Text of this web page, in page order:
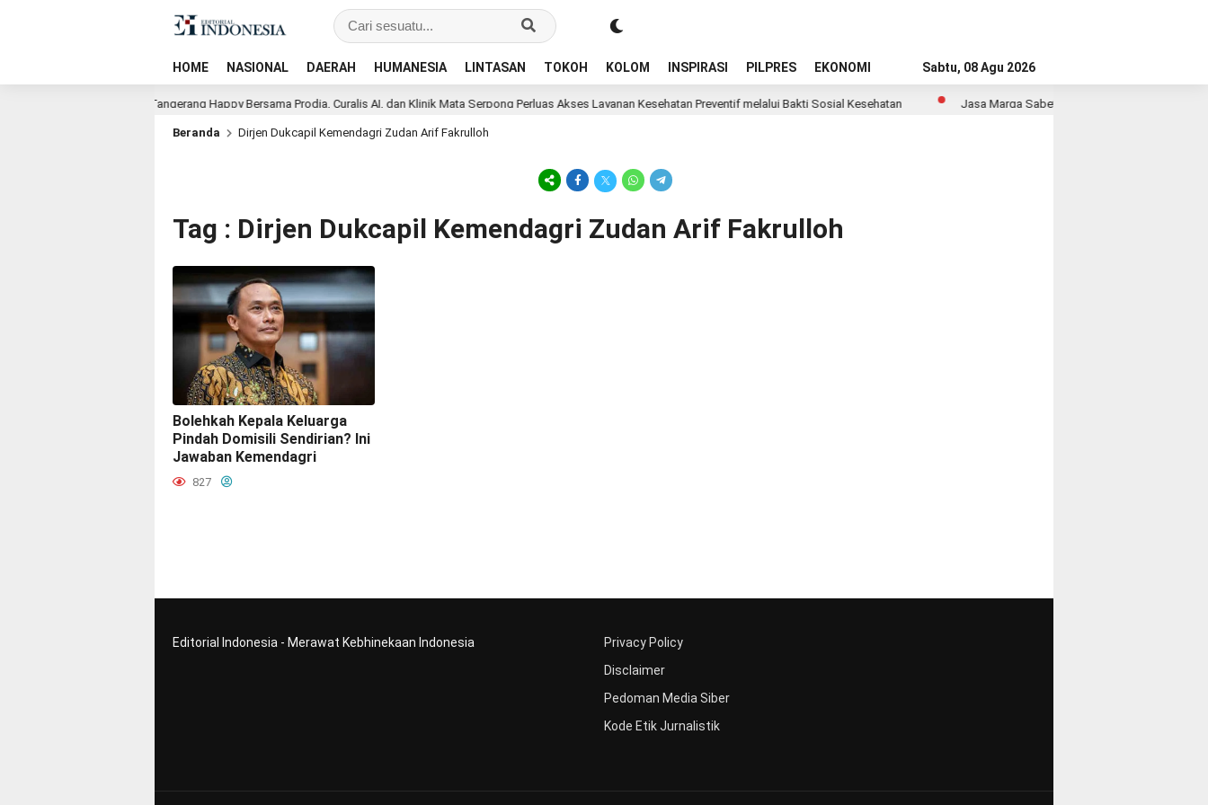
HOME NASIONAL DAERAH HUMANESIA LINTASAN TOKOH KOLOM INSPIRASI PILPRES EKONOMI Sabtu, 08 Agu 2026
Lions Club Tangerang Happy Bersama Prodia, Curalis AI, dan Klinik Mata Serpong Perluas Akses Layanan Kesehatan Preventif melalui Bakti Sosial Kesehatan Jasa Marga Sabet Dua Penghargaan PR di
Beranda Dirjen Dukcapil Kemendagri Zudan Arif Fakrulloh
Tag : Dirjen Dukcapil Kemendagri Zudan Arif Fakrulloh
Bolehkah Kepala Keluarga
Pindah Domisili Sendirian? Ini
Jawaban Kemendagri
827
Privacy Policy
Disclaimer
Pedoman Media Siber
Kode Etik Jurnalistik
Editorial Indonesia - Merawat Kebhinekaan Indonesia